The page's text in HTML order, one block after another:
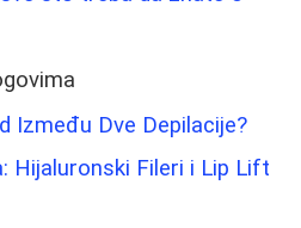
Između Dve Depilacije?
Hijaluronski Fileri i Lip Lift